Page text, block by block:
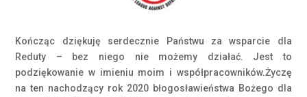
Kończąc dziękuję serdecznie Państwu za wsparcie dla
Reduty – bez niego nie możemy działać. Jest to
podziękowanie w imieniu moim i współpracowników.Życzę
na ten nachodzący rok 2020 błogosławieństwa Bożego dla